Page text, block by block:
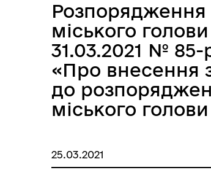
Розпорядження
міського голови
31.03.2021 № 85-
«Про внесення
до
міського голови
“Про
25.03.2021